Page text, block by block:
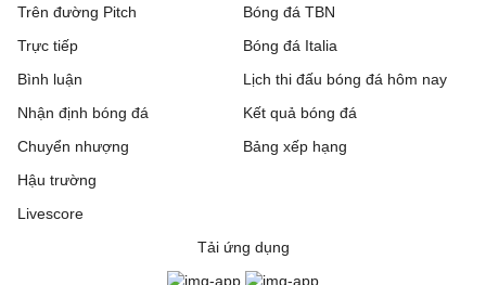
Trên đường Pitch
Trực tiếp
Bóng đá TBN
Bóng đá Italia
Bình luận
Nhận định bóng đá
Chuyển nhượng
Hậu trường
Livescore
Lịch thi đấu bóng đá hôm nay
Kết quả bóng đá
Bảng xếp hạng
Tải ứng dụng